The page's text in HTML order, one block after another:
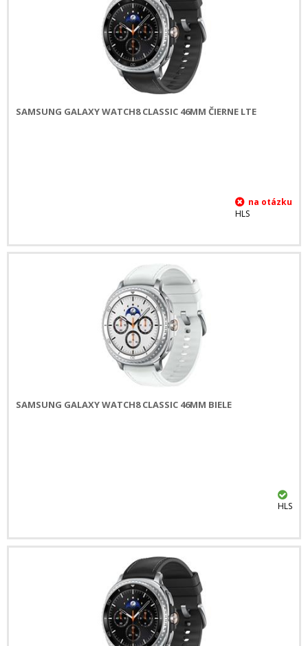
SAMSUNG GALAXY WATCH8 CLASSIC 46MM ČIERNE LTE
HLS
SAMSUNG GALAXY WATCH8 CLASSIC 46MM BIELE
HLS